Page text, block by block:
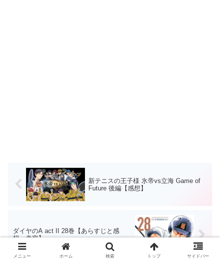
新テニスの王子様 氷帝vs立海 Game of
Future 後編【感想】
ダイヤのA act II 28巻【あらすじと感
想・考察】
メニュー ホーム 検索 トップ サイドバー